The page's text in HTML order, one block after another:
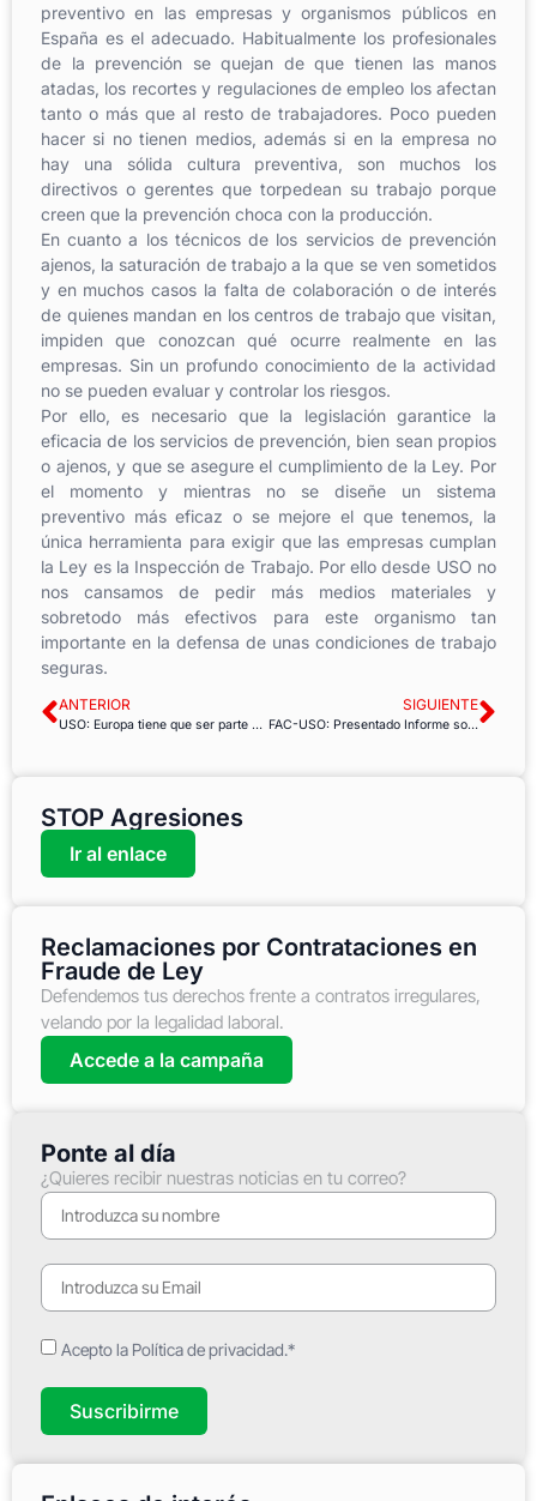
preventivo en las empresas y organismos públicos en
España es el adecuado. Habitualmente los profesionales
de la prevención se quejan de que tienen las manos
atadas, los recortes y regulaciones de empleo los afectan
tanto o más que al resto de trabajadores. Poco pueden
hacer si no tienen medios, además si en la empresa no
hay una sólida cultura preventiva, son muchos los
directivos o gerentes que torpedean su trabajo porque
creen que la prevención choca con la producción.
En cuanto a los técnicos de los servicios de prevención
ajenos, la saturación de trabajo a la que se ven sometidos
y en muchos casos la falta de colaboración o de interés
de quienes mandan en los centros de trabajo que visitan,
impiden que conozcan qué ocurre realmente en las
empresas. Sin un profundo conocimiento de la actividad
no se pueden evaluar y controlar los riesgos.
Por ello, es necesario que la legislación garantice la
eficacia de los servicios de prevención, bien sean propios
o ajenos, y que se asegure el cumplimiento de la Ley. Por
el momento y mientras no se diseñe un sistema
preventivo más eficaz o se mejore el que tenemos, la
única herramienta para exigir que las empresas cumplan
la Ley es la Inspección de Trabajo. Por ello desde USO no
nos cansamos de pedir más medios materiales y
sobretodo más efectivos para este organismo tan
importante en la defensa de unas condiciones de trabajo
seguras.
ANTERIOR
USO: Europa tiene que ser parte de la respuesta ante la crisis migratoria
SIGUIENTE
FAC-USO: Presentado Informe sobre la Administracion Periférica
STOP Agresiones
Ir al enlace
Reclamaciones por Contrataciones en
Fraude de Ley
Defendemos tus derechos frente a contratos irregulares,
velando por la legalidad laboral.
Accede a la campaña
Ponte al día
¿Quieres recibir nuestras noticias en tu correo?
Acepto la Política de privacidad.*
Suscribirme